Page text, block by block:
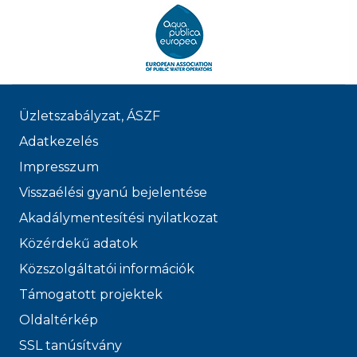
Üzletszabályzat, ÁSZF
Adatkezelés
Impresszum
Visszaélési gyanú bejelentése
Akadálymentesítési nyilatkozat
Közérdekű adatok
Közszolgáltatói információk
Támogatott projektek
Oldaltérkép
SSL tanúsítvány